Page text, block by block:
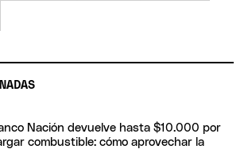
Nación devuelve hasta $10.000 por
combustible: cómo aprovechar la